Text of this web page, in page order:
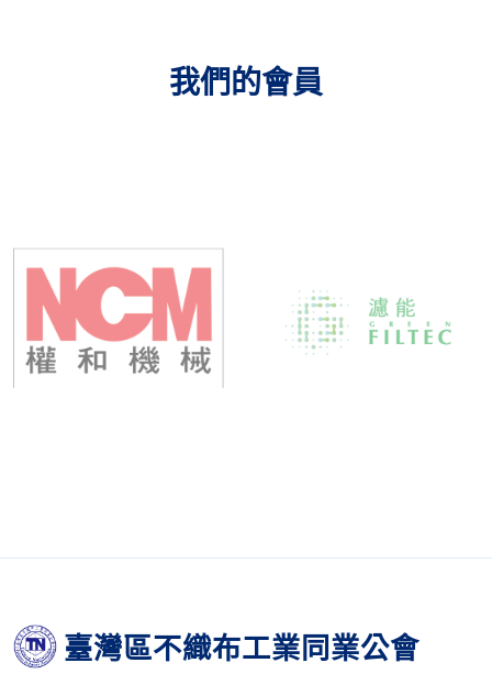
我們的會員
臺灣區不織布工業同業公會